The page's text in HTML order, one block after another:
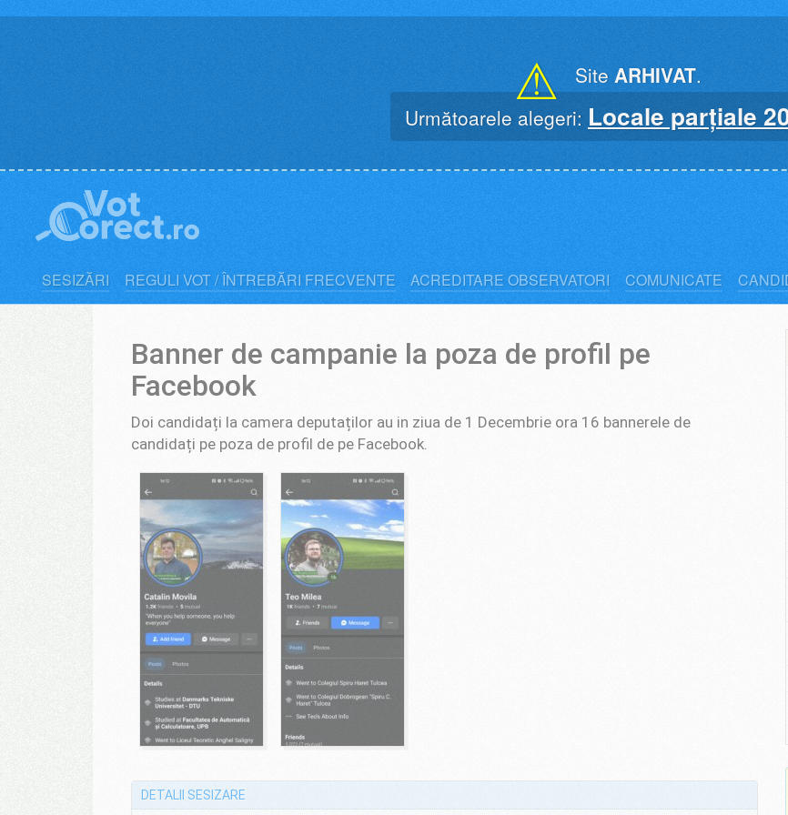
⚠ Site ARHIVAT.
Următoarele alegeri: Locale parțiale
SESIZĂRI REGULI VOT / ÎNTREBĂRI FRECVENTE ACREDITARE OBSERVATORI COMUNICATE
Banner de campanie la poza de profil pe
Facebook
Doi candidați la camera deputaților au in ziua de 1 Decembrie ora 16 bannerele de
candidați pe poza de profil de pe Facebook.
DETALII SESIZARE